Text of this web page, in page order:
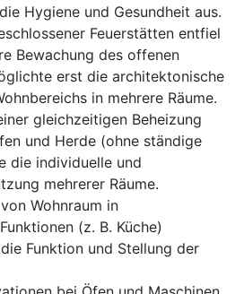
Hygiene und Gesundheit aus.
Feuerstätten entfiel
Bewachung des offenen
erst die architektonische
in mehrere Räume.
gleichzeitigen Beheizung
und Herde (ohne ständige
die individuelle und
mehrerer Räume.
Wohnraum in
(z. B. Küche)
Funktion und Stellung der